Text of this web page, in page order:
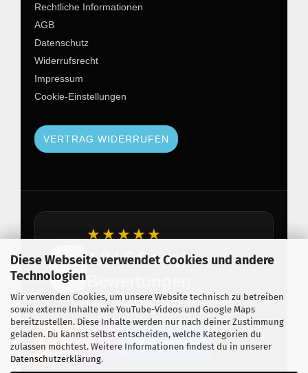
Diese Webseite verwendet Cookies und andere
Technologien
Wir verwenden Cookies, um unsere Website technisch zu betreiben
sowie externe Inhalte wie YouTube-Videos und Google Maps
bereitzustellen. Diese Inhalte werden nur nach deiner Zustimmung
geladen. Du kannst selbst entscheiden, welche Kategorien du
zulassen möchtest. Weitere Informationen findest du in unserer
Datenschutzerklärung.
Rechtliche Informationen
AGB
Datenschutz
Widerrufsrecht
Impressum
Cookie-Einstellungen
VERTRAG WIDERRUFEN
★★★★★
4,8 / 5 Google
Über 150 zufriedene Kunden
Instagram Facebook